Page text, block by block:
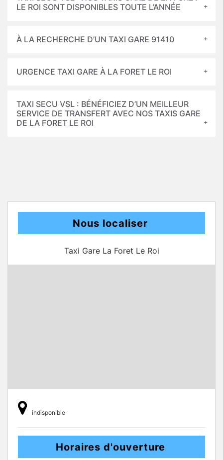
LE ROI SONT DISPONIBLES TOUTE L’ANNÉE
À LA RECHERCHE D’UN TAXI GARE 91410
URGENCE TAXI GARE À LA FORET LE ROI
TAXI SECU VSL : BÉNÉFICIEZ D’UN MEILLEUR
SERVICE DE TRANSFERT AVEC NOS TAXIS GARE
DE LA FORET LE ROI
Nous localiser
Taxi Gare La Foret Le Roi
indisponible
Horaires d'ouverture